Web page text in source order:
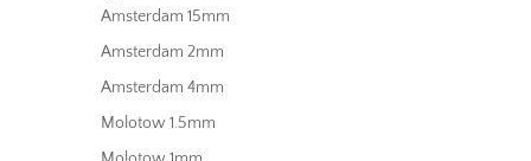
Amsterdam 15mm
Amsterdam 2mm
Amsterdam 4mm
Molotow 1.5mm